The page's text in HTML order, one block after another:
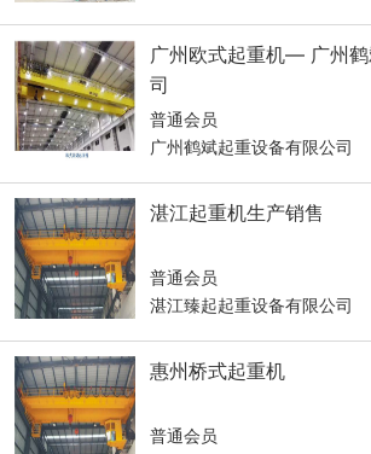
广州欧式起重机— 广州
司
普通会员
广州鹤斌起重设备有限公司
湛江起重机生产销售
普通会员
湛江臻起起重设备有限公司
惠州桥式起重机
普通会员